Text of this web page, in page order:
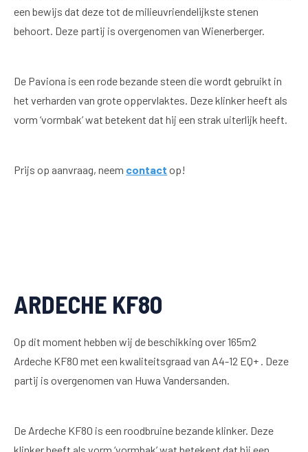
een bewijs dat deze tot de milieuvriendelijkste stenen
behoort. Deze partij is overgenomen van Wienerberger.
De Paviona is een rode bezande steen die wordt gebruikt in
het verharden van grote oppervlaktes. Deze klinker heeft als
vorm ‘vormbak’ wat betekent dat hij een strak uiterlijk heeft.
Prijs op aanvraag, neem contact op!
ARDECHE KF80
Op dit moment hebben wij de beschikking over 165m2
Ardeche KF80 met een kwaliteitsgraad van A4-12 EQ+ . Deze
partij is overgenomen van Huwa Vandersanden.
De Ardeche KF80 is een roodbruine bezande klinker. Deze
klinker heeft als vorm ‘vormbak’ wat betekent dat hij een